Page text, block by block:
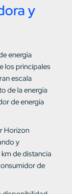
y
energía
los principales
escala
de la energía
de energía
Horizon
y
de distancia
de